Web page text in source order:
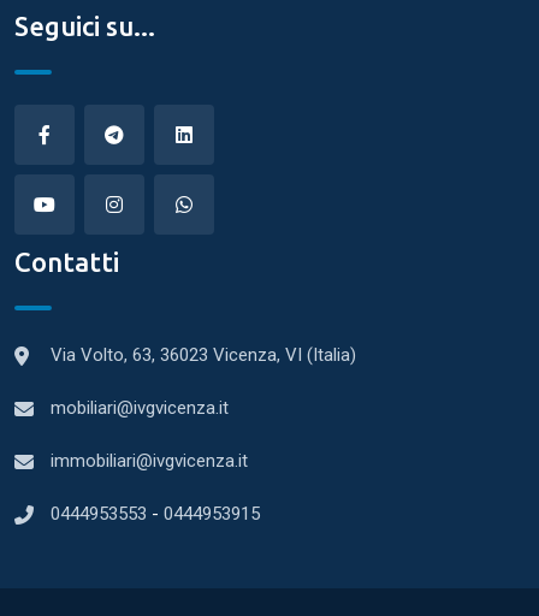
Seguici su...
Contatti
Via Volto, 63, 36023 Vicenza, VI (Italia)
mobiliari@ivgvicenza.it
immobiliari@ivgvicenza.it
0444953553 - 0444953915